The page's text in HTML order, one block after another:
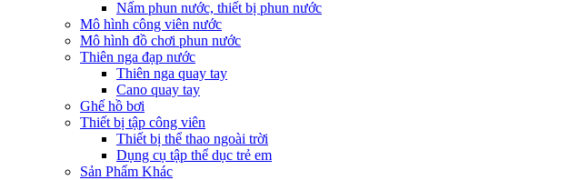
Nấm phun nước, thiết bị phun nước
Mô hình công viên nước
Mô hình đồ chơi phun nước
Thiên nga đạp nước
Thiên nga quay tay
Cano quay tay
Ghế hồ bơi
Thiết bị tập công viên
Thiết bị thể thao ngoài trời
Dụng cụ tập thể dục trẻ em
Sản Phẩm Khác